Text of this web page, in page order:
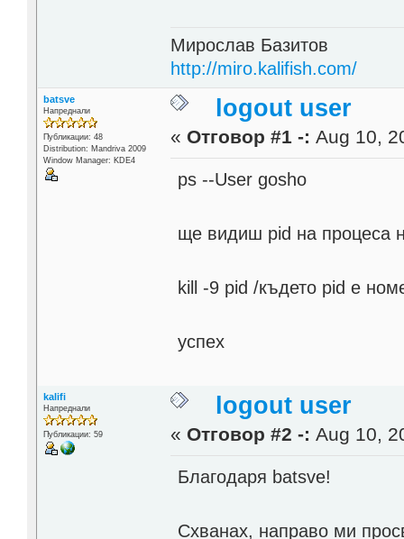
Мирослав Базитов
http://miro.kalifish.com/
batsve
Напреднали
Публикации: 48
Distribution: Mandriva 2009
Window Manager: KDE4
logout user
« Отговор #1 -: Aug 10,
ps --User gosho
ще видиш pid на процеса
kill -9 pid /където pid е
успех
kalifi
Напреднали
Публикации: 59
logout user
« Отговор #2 -: Aug 10,
Благодаря batsve!
Схванах, направо ми